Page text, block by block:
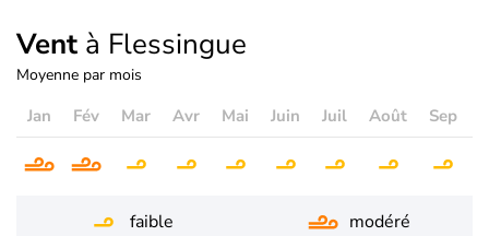
Vent à Flessingue
Moyenne par mois
Jan Fév Mar Avr Mai Juin Juil Août Sep
faible
modéré